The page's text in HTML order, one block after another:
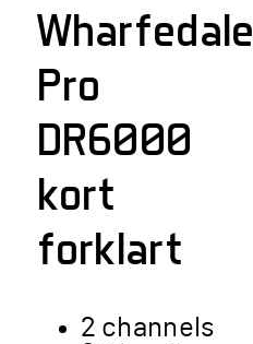
Wharfedale
Pro
DR6000
kort
forklart
2 channels